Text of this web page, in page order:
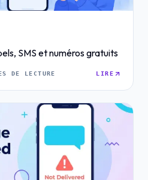
SMS et numéros gratuits
DE LECTURE LIRE